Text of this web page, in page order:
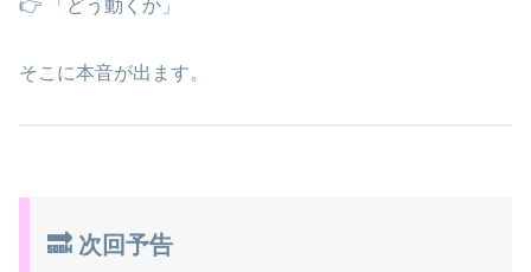
👉 「どう動くか」
そこに本音が出ます。
🔜 次回予告